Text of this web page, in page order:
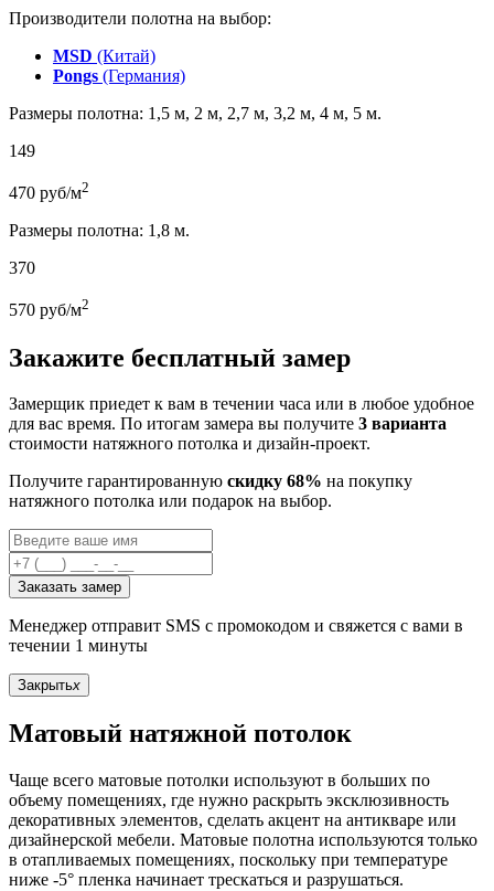
Производители полотна на выбор:
MSD (Китай)
Pongs (Германия)
Размеры полотна: 1,5 м, 2 м, 2,7 м, 3,2 м, 4 м, 5 м.
149
470 руб/м2
Размеры полотна: 1,8 м.
370
570 руб/м2
Закажите бесплатный замер
Замерщик приедет к вам в течении часа или в любое удобное
для вас время. По итогам замера вы получите 3 варианта
стоимости натяжного потолка и дизайн-проект.
Получите гарантированную скидку 68% на покупку
натяжного потолка или подарок на выбор.
Заказать замер
Менеджер отправит SMS с промокодом и свяжется с вами в
течении 1 минуты
Закрытьx
Матовый натяжной потолок
Чаще всего матовые потолки используют в больших по
объему помещениях, где нужно раскрыть эксклюзивность
декоративных элементов, сделать акцент на антикваре или
дизайнерской мебели. Матовые полотна используются только
в отапливаемых помещениях, поскольку при температуре
ниже -5° пленка начинает трескаться и разрушаться.